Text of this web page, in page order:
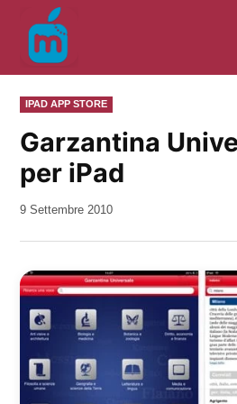
contenuto
PUBBLICATO
IN
IPAD APP STORE
Garzantina
per iPad
da
9 Settembre 2010